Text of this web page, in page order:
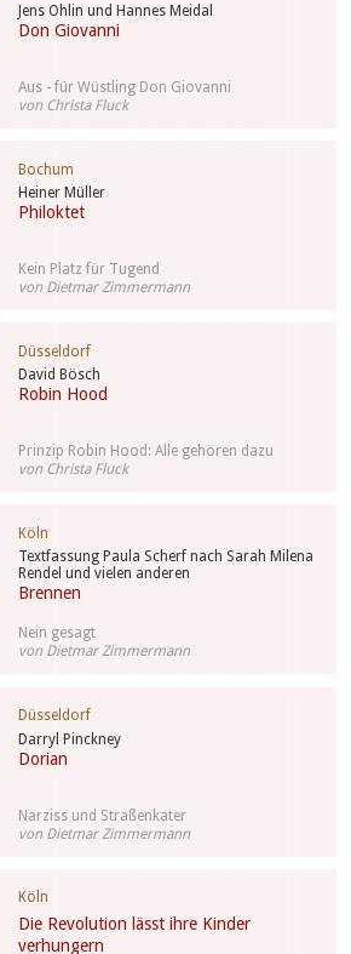
Jens Ohlin und Hannes Meidal
Don Giovanni
Aus - für Wüstling Don Giovanni
von Christa Fluck
Heiner Müller
Philoktet
Bochum
Kein Platz für Tugend
von Dietmar Zimmermann
David Bösch
Robin Hood
Düsseldorf
Prinzip Robin Hood: Alle gehören dazu
von Christa Fluck
Textfassung Paula Scherf nach Sarah Milena
Rendel und vielen anderen
Brennen
Köln
Nein gesagt
von Dietmar Zimmermann
Darryl Pinckney
Dorian
Düsseldorf
Narziss und Straßenkater
von Dietmar Zimmermann
Die Revolution lässt ihre Kinder
verhungern
Köln